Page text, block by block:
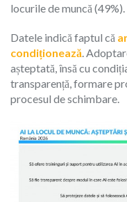
locurile de muncă (49%).
Datele indică faptul că
condiționează .
așteptată, însă cu
transparență, formare
procesul de schimbare.